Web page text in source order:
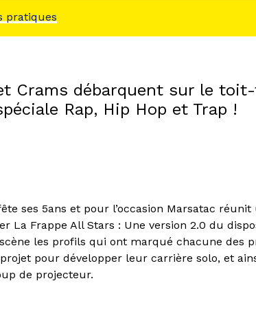
pratiques
Crams débarquent sur le
Rap, Hip Hop et Trap !
ses 5ans et pour l’occasion Marsatac réunit
La Frappe All Stars : Une version 2.0 du
les profils qui ont marqué chacune des
pour développer leur carrière solo, et
de projecteur.